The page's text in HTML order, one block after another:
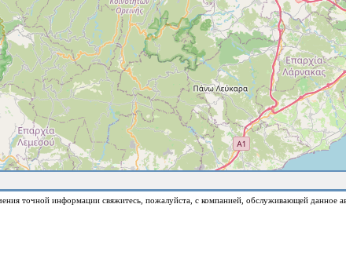
точной информации свяжитесь, пожалуйста, с компанией, обслуживающей данное